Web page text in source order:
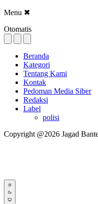
Menu ✖
Otomatis
Beranda
Kategori
Tentang Kami
Kontak
Pedoman Media Siber
Redaksi
Label
polisi
Copyright @2026 Jagad